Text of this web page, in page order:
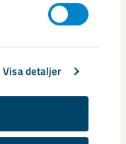
Visa detaljer
förädling
Konsuln